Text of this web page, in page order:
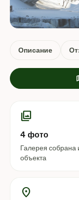
Описание
photo_library
4 фото
Галерея собрана
объекта
location_on